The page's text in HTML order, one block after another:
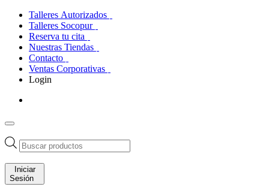
Talleres Autorizados
Talleres Socopur
Reserva tu cita
Nuestras Tiendas
Contacto
Ventas Corporativas
Login
Búsqueda
de
productos
Iniciar
Sesión